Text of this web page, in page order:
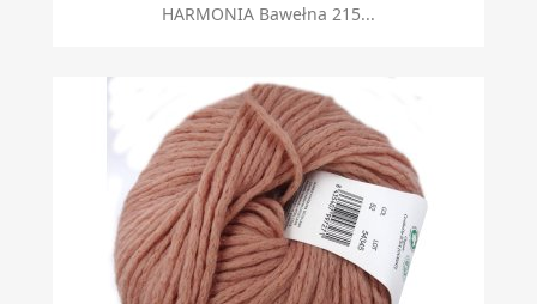
HARMONIA Bawełna 215...